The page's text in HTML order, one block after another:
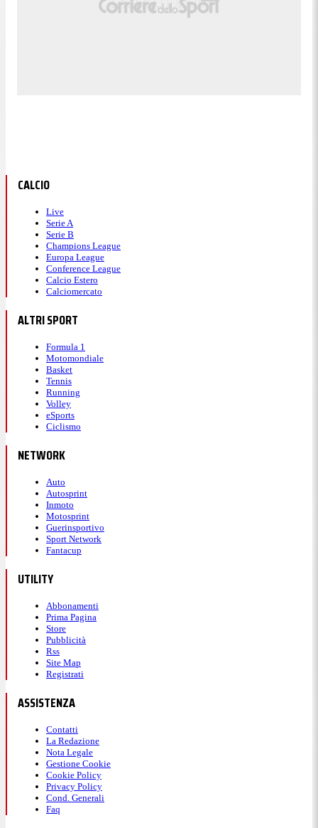
CALCIO
Live
Serie A
Serie B
Champions League
Europa League
Conference League
Calcio Estero
Calciomercato
ALTRI SPORT
Formula 1
Motomondiale
Basket
Tennis
Running
Volley
eSports
Ciclismo
NETWORK
Auto
Autosprint
Inmoto
Motosprint
Guerinsportivo
Sport Network
Fantacup
UTILITY
Abbonamenti
Prima Pagina
Store
Pubblicità
Rss
Site Map
Registrati
ASSISTENZA
Contatti
La Redazione
Nota Legale
Gestione Cookie
Cookie Policy
Privacy Policy
Cond. Generali
Faq